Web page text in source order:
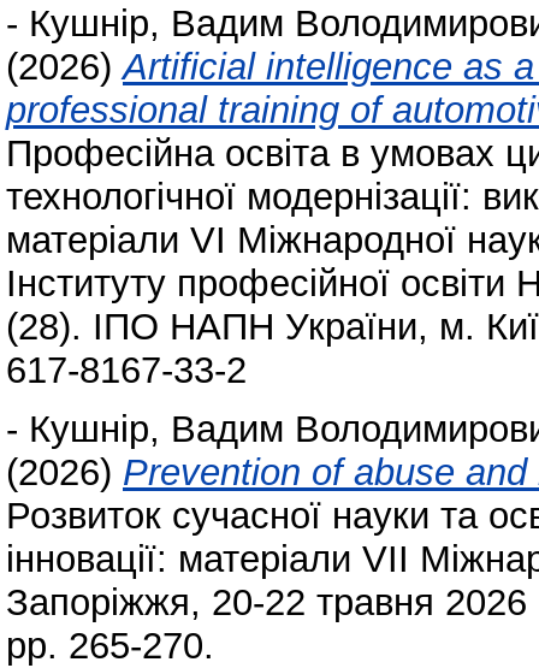
- Кушнір, Вадим
(2026)Artificial intelligence as
professional training of
Професійна освіта в умовах
технологічної модернізації:
матеріали VI Міжнародної
Інституту професійної
(28). ІПО НАПН України, м.
617-8167-33-2
- Кушнір, Вадим
(2026) Prevention of abuse
Розвиток сучасної науки та
інновації: матеріали VІІ
Запоріжжя, 20-22 травня
pp. 265-270.